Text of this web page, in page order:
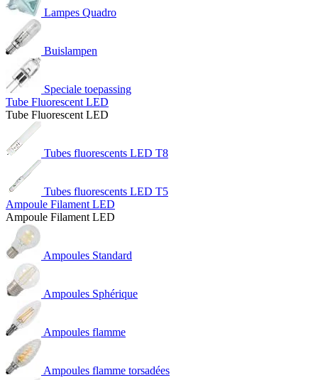
Lampes Quadro
Buislampen
Speciale toepassing
Tube Fluorescent LED
Tube Fluorescent LED
Tubes fluorescents LED T8
Tubes fluorescents LED T5
Ampoule Filament LED
Ampoule Filament LED
Ampoules Standard
Ampoules Sphérique
Ampoules flamme
Ampoules flamme torsadées